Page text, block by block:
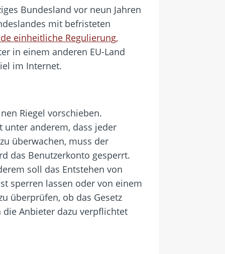
Bundesland vor neun Jahren
mit befristeten
einheitliche Regulierung,
in einem anderen EU-Land
im Internet.
Riegel vorschieben.
unter anderem, dass jeder
überwachen, muss der
das Benutzerkonto gesperrt.
soll das Entstehen von
sperren lassen oder von einem
überprüfen, ob das Gesetz
Anbieter dazu verpflichtet